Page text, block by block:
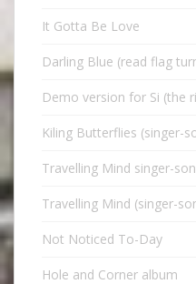
It Gotta Be Love
Darling Blue (read flag
Demo version for Si (the
Kiling Butterflies (singer-
Travelling Mind singer-
Travelling Mind (singer-
Not Noticed To-Day
Hole and Corner album